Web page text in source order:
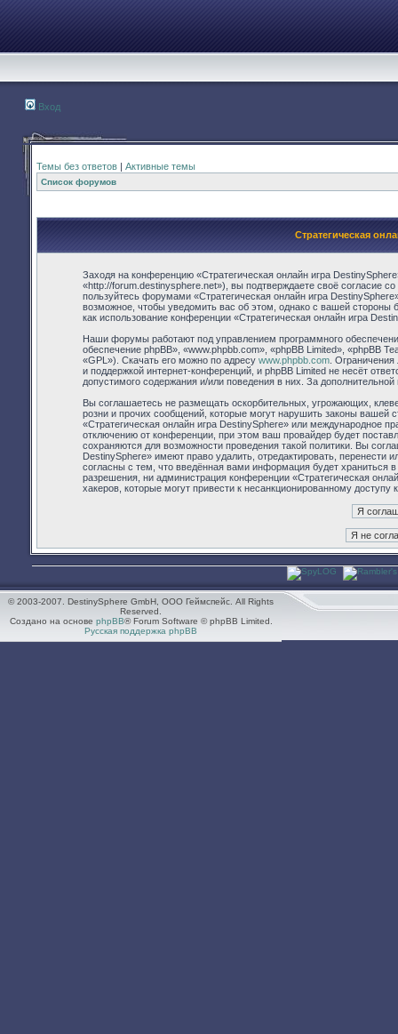
Вход
Темы без ответов | Активные темы
Список форумов
Стратегическая
Заходя на конференцию «Стратегическая онлайн игра
«http://forum.destinysphere.net»), вы подтверждаете своё согласие
пользуйтесь форумами «Стратегическая онлайн игра
возможное, чтобы уведомить вас об этом, однако с вашей стороны
как использование конференции «Стратегическая онлайн игра
Наши форумы работают под управлением программного
обеспечение phpBB», «www.phpbb.com», «phpBB Limited», «phpBB
«GPL»). Скачать его можно по адресу www.phpbb.com. Ограничения
и поддержкой интернет-конференций, и phpBB Limited не несёт
допустимого содержания и/или поведения в них. За
Вы соглашаетесь не размещать оскорбительных, угрожающих,
розни и прочих сообщений, которые могут нарушить законы вашей
«Стратегическая онлайн игра DestinySphere» или международное
отключению от конференции, при этом ваш провайдер будет
сохраняются для возможности проведения такой политики. Вы
DestinySphere» имеют право удалить, отредактировать,
согласны с тем, что введённая вами информация будет храниться
разрешения, ни администрация конференции «Стратегическая
хакеров, которые могут привести к несанкционированному доступу
© 2003-2007. DestinySphere GmbH, ООО Геймспейс. All Rights
Reserved.
Создано на основе phpBB® Forum Software © phpBB Limited.
Русская поддержка phpBB